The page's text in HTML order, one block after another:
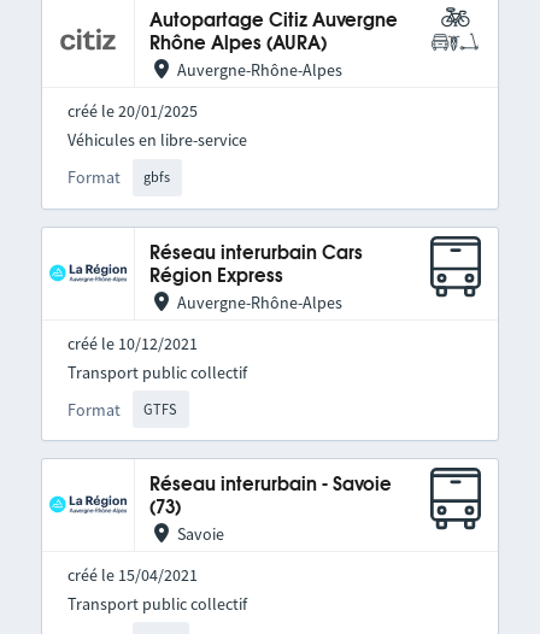
Autopartage Citiz Auvergne
Rhône Alpes (AURA)
Auvergne-Rhône-Alpes
créé le 20/01/2025
Format gbfs
Véhicules en libre-service
Réseau interurbain Cars
Région Express
Auvergne-Rhône-Alpes
créé le 10/12/2021
Format GTFS
Transport public collectif
Réseau interurbain - Savoie
(73)
Savoie
créé le 15/04/2021
Transport public collectif